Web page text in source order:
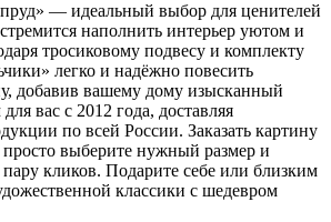
— идеальный выбор для ценителей
наполнить интерьер уютом и
тросиковому подвесу и комплекту
легко и надёжно повесить
добавив вашему дому изысканный
вас с 2012 года, доставляя
по всей России. Заказать картину
выберите нужный размер и
кликов. Подарите себе или близким
классики с шедевром